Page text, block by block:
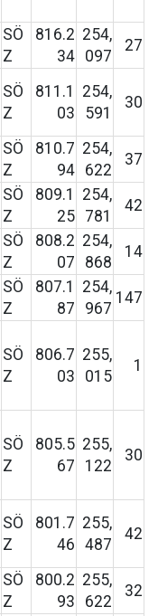
SÖ
Z
816.2
34
254,
097
27
SÖ
Z
811.1
03
254,
591
30
SÖ
Z
810.7
94
254,
622
37
SÖ
Z
809.1
25
254,
781
42
SÖ
Z
808.2
07
254,
868
14
SÖ
Z
807.1
87
254,
967
147
SÖ
Z
806.7
03
255,
015
1
SÖ
Z
805.5
67
255,
122
30
SÖ
Z
801.7
46
255,
487
42
SÖ
Z
800.2
93
255,
622
32